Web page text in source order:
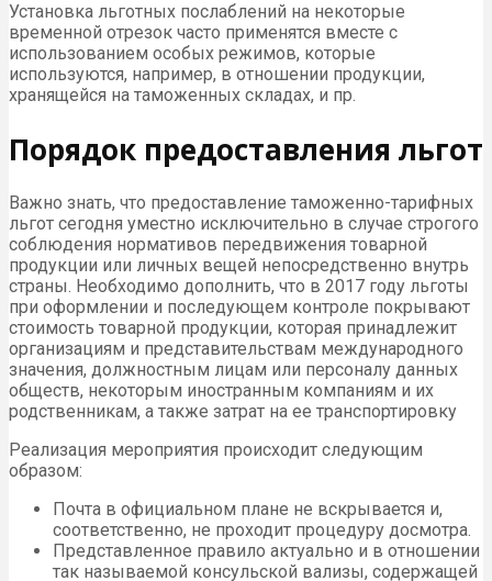
Установка льготных послаблений на некоторые
временной отрезок часто применятся вместе с
использованием особых режимов, которые
используются, например, в отношении продукции,
хранящейся на таможенных складах, и пр.
Порядок предоставления льгот
Важно знать, что предоставление таможенно-тарифных
льгот сегодня уместно исключительно в случае строгого
соблюдения нормативов передвижения товарной
продукции или личных вещей непосредственно внутрь
страны. Необходимо дополнить, что в 2017 году льготы
при оформлении и последующем контроле покрывают
стоимость товарной продукции, которая принадлежит
организациям и представительствам международного
значения, должностным лицам или персоналу данных
обществ, некоторым иностранным компаниям и их
родственникам, а также затрат на ее транспортировку
Реализация мероприятия происходит следующим
образом:
Почта в официальном плане не вскрывается и,
соответственно, не проходит процедуру досмотра.
Представленное правило актуально и в отношении
так называемой консульской вализы, содержащей